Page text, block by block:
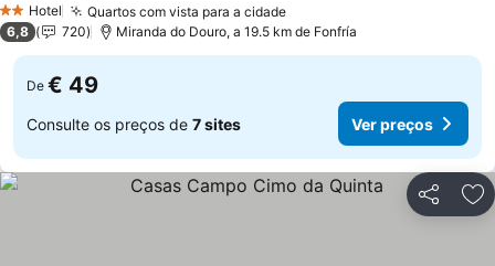
2 Estrelas
Hotel Quartos com vista para a cidade
6,8 720 Miranda do Douro, a 19.5 km de Fonfría
De € 49
Consulte os preços de 7 sites Ver preços
Partilhar